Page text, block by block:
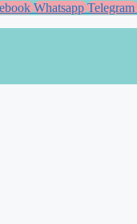
Whatsapp Telegram